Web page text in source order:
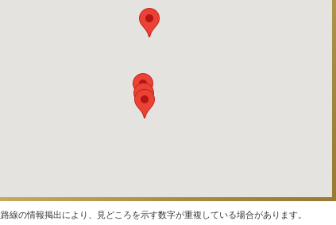
線の情報掲出により、見どころを示す数字が重複している場合があります。